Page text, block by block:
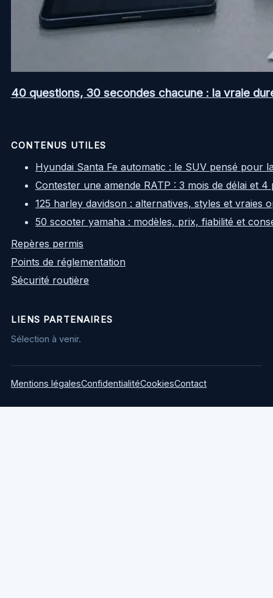
40 questions, 30 secondes chacune : la vraie
CONTENUS UTILES
Hyundai Santa Fe automatic : le SUV pensé pour
Contester une amende RATP : 3 mois de délai et
125 harley davidson : alternatives, styles et vraies
50 scooter yamaha : modèles, prix, fiabilité et
Repères permis
Points de réglementation
Sécurité routière
LIENS PARTENAIRES
Sélection à venir.
Mentions légalesConfidentialitéCookiesContact